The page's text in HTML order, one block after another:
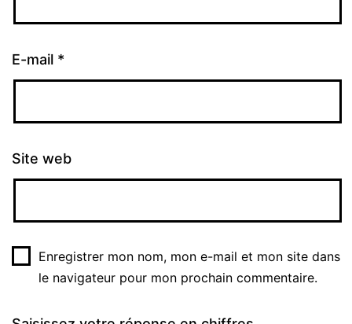
E-mail *
Site web
Enregistrer mon nom, mon e-mail et mon site dans
le navigateur pour mon prochain commentaire.